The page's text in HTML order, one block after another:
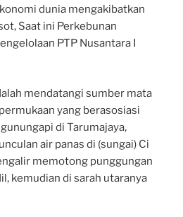
dunia mengakibatkan
Saat ini Perkebunan
PTP Nusantara I
mendatangi sumber mata
yang berasosiasi
di Tarumajaya,
air panas di (sungai) Ci
memotong punggungan
kemudian di sarah utaranya